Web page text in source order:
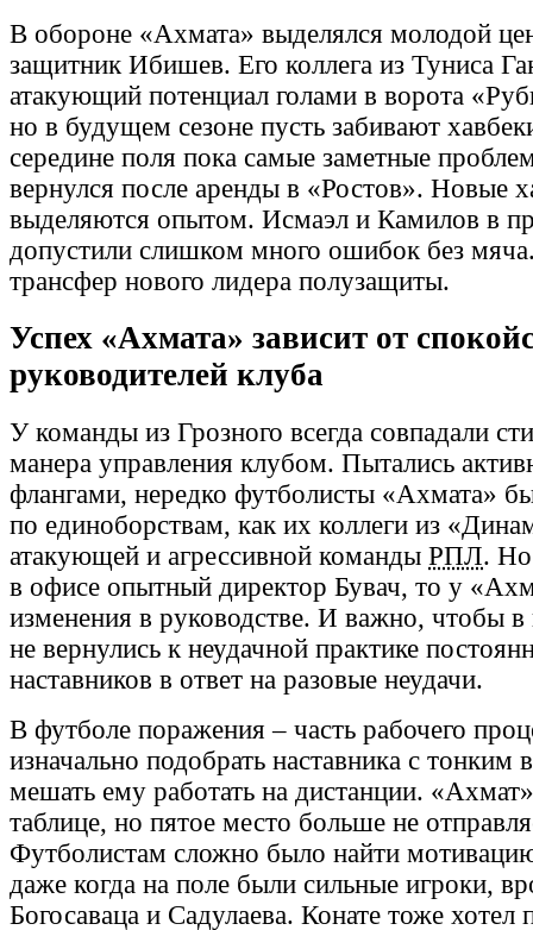
В обороне «Ахмата» выделялся молодой
защитник Ибишев. Его коллега из Туниса
атакующий потенциал голами в ворота
но в будущем сезоне пусть забивают
середине поля пока самые заметные
вернулся после аренды в «Ростов». Новые
выделяются опытом. Исмаэл и Камилов в
допустили слишком много ошибок без
трансфер нового лидера полузащиты.
Успех «Ахмата» зависит от
руководителей клуба
У команды из Грозного всегда совпадали
манера управления клубом. Пытались
флангами, нередко футболисты «Ахмата»
по единоборствам, как их коллеги из
атакующей и агрессивной команды РПЛ. Но
в офисе опытный директор Бувач, то у
изменения в руководстве. И важно, чтобы в
не вернулись к неудачной практике
наставников в ответ на разовые неудачи.
В футболе поражения – часть рабочего
изначально подобрать наставника с тонким
мешать ему работать на дистанции.
таблице, но пятое место больше не
Футболистам сложно было найти
даже когда на поле были сильные игроки,
Богосаваца и Садулаева. Конате тоже хотел